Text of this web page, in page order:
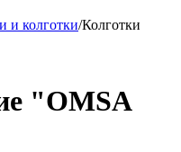
и колготки/Колготки
"OMSA